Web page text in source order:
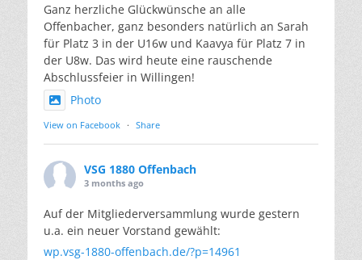
Ganz herzliche Glückwünsche an alle
Offenbacher, ganz besonders natürlich an Sarah
für Platz 3 in der U16w und Kaavya für Platz 7 in
der U8w. Das wird heute eine rauschende
Abschlussfeier in Willingen!
Photo
View on Facebook · Share
VSG 1880 Offenbach
3 months ago
Auf der Mitgliederversammlung wurde gestern
u.a. ein neuer Vorstand gewählt:
wp.vsg-1880-offenbach.de/?p=14961